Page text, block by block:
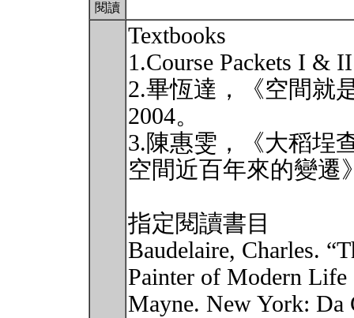
閱讀
Textbooks
1.Course Packets I & II
2.畢恆達，《空間就
2004。
3.陳惠雯，《大稻埕
空間近百年來的變遷
指定閱讀書目
Baudelaire, Charles.
Painter of Modern Life
Mayne. New York: Da